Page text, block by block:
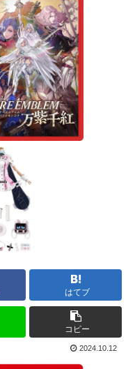
はてブ
コピー
2024.10.12